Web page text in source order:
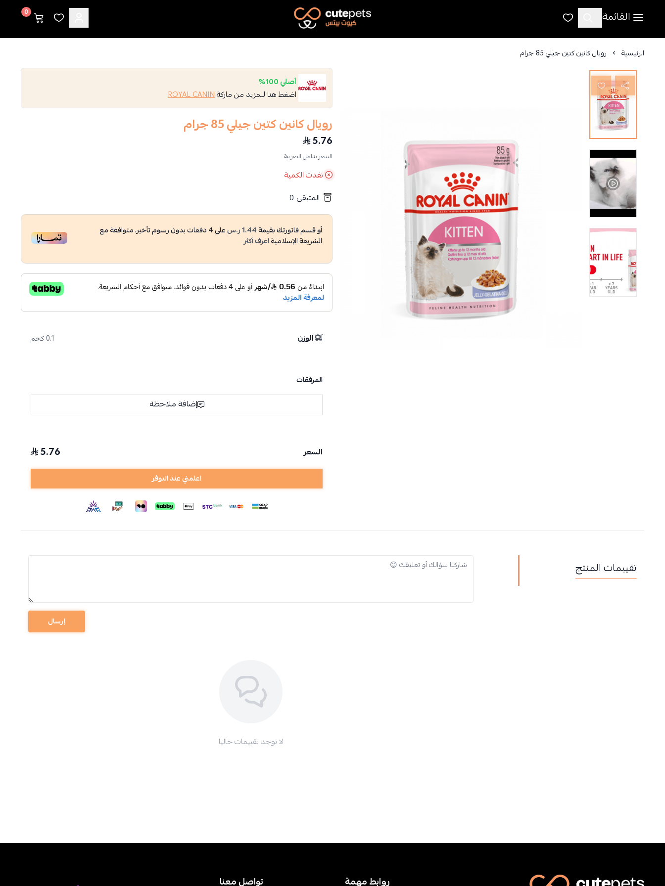
القائمة Cutepets
0
الرئيسية رويال كانين كتين جيلي 85 جرام
أصلي 100%
اضغط هنا للمزيد من ماركةROYAL CANIN
رويال كانين كتين جيلي 85 جرام
5.76
السعر شامل الضريبة
نفدت الكمية
المتبقي 0
أو قسم فاتورتك بقيمة1.44 ر.س على4دفعات بدون رسوم تأخير، متوافقة مع
الشريعة الإسلاميةاعرف أكثر
الوزن 0.1 كجم
المرفقات
إضافة ملاحظة
السعر 5.76
اعلمني عند التوفر
تقييمات المنتج
إرسال
لا توجد تقييمات حاليا
روابط مهمة تواصل معنا